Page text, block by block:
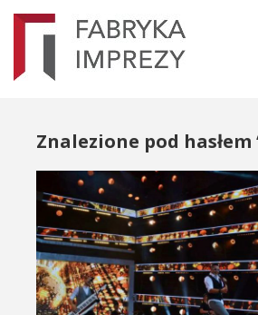
Znalezione pod hasłem